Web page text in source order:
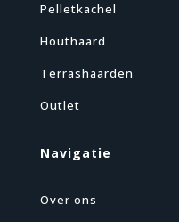
Pelletkachel
Houthaard
Terrashaarden
Outlet
Navigatie
Over ons